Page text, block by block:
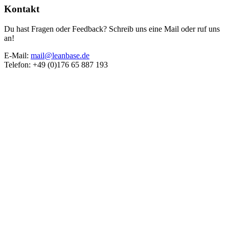
Kontakt
Du hast Fragen oder Feedback? Schreib uns eine Mail oder ruf uns
an!
E-Mail: mail@leanbase.de
Telefon: +49 (0)176 65 887 193